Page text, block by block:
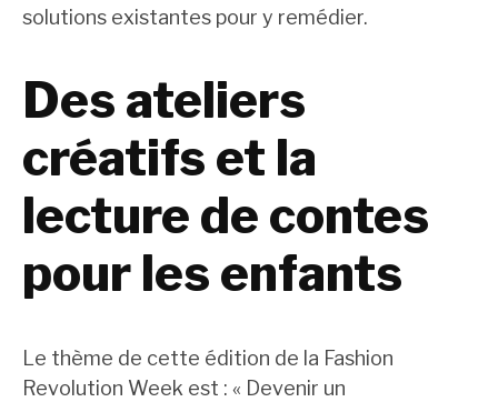
solutions existantes pour y remédier.
Des ateliers
créatifs et la
lecture de contes
pour les enfants
Le thème de cette édition de la Fashion
Revolution Week est : « Devenir un